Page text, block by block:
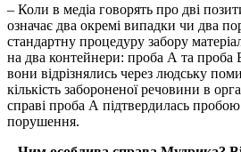
– Коли в медіа говорять про дві
означає два окремі випадки чи два
стандартну процедуру забору
на два контейнери: проба А та
вони відрізнялись через людську
кількість забороненої речовини в
справі проба А підтвердилась
порушення.